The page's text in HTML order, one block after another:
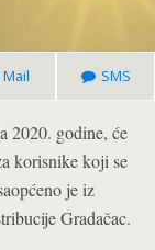
Mail SMS
2020. godine, će
korisnike koji se
je iz
Gradačac.